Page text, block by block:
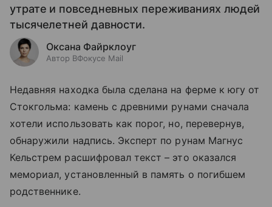
утрате и повседневных переживаниях людей
тысячелетней давности.
Оксана Файрклоуг
Автор ВФокусе Mail
Недавняя находка была сделана на ферме к югу от
Стокгольма: камень с древними рунами сначала
хотели использовать как порог, но, перевернув,
обнаружили надпись. Эксперт по рунам Магнус
Кельстрем расшифровал текст – это оказался
мемориал, установленный в память о погибшем
родственнике.